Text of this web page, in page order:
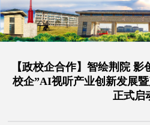
【政校企合作】智绘荆院
校企”AI视听产业创新发展
正式启